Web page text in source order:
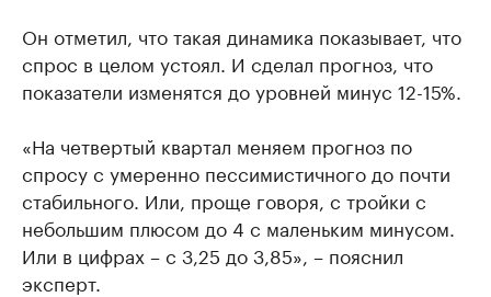
Он отметил, что такая динамика показывает, что
спрос в целом устоял. И сделал прогноз, что
показатели изменятся до уровней минус 12-15%.
«На четвертый квартал меняем прогноз по
спросу с умеренно пессимистичного до почти
стабильного. Или, проще говоря, с тройки с
небольшим плюсом до 4 с маленьким минусом.
Или в цифрах – с 3,25 до 3,85», – пояснил
эксперт.